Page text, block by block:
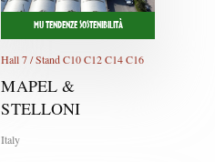
MU TENDENZE SOSTENIBILITÀ
Hall 7 / Stand C10 C12 C14 C16
MAPEL &
STELLONI
Italy